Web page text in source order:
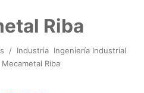
Riba
/ Industria Ingeniería Industrial
Mecametal Riba